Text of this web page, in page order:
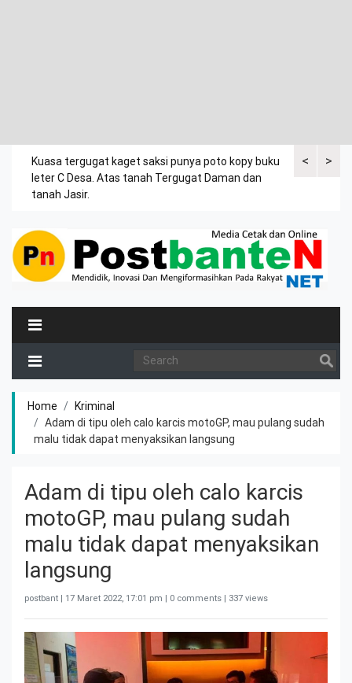
<
Kuasa tergugat kaget saksi punya poto kopy buku
leter C Desa. Atas tanah Tergugat Daman dan
tanah Jasir.
Dalam>
Home
Kriminal
Adam di tipu oleh calo karcis motoGP, mau pulang sudah
malu tidak dapat menyaksikan langsung
Adam di tipu oleh calo karcis
motoGP, mau pulang sudah
malu tidak dapat menyaksikan
langsung
postbant | 17 Maret 2022, 17:01 pm | 0 comments | 337 views